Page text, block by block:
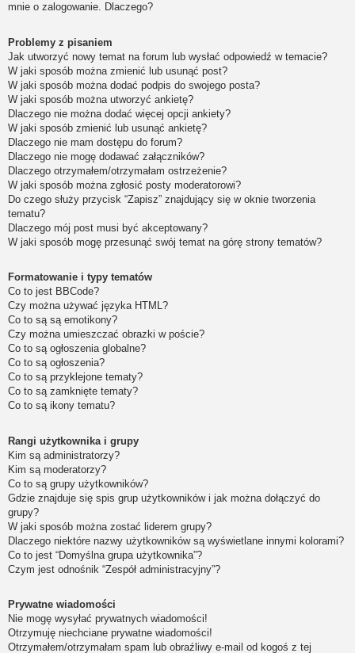
mnie o zalogowanie. Dlaczego?
Problemy z pisaniem
Jak utworzyć nowy temat na forum lub wysłać odpowiedź w temacie?
W jaki sposób można zmienić lub usunąć post?
W jaki sposób można dodać podpis do swojego posta?
W jaki sposób można utworzyć ankietę?
Dlaczego nie można dodać więcej opcji ankiety?
W jaki sposób zmienić lub usunąć ankietę?
Dlaczego nie mam dostępu do forum?
Dlaczego nie mogę dodawać załączników?
Dlaczego otrzymałem/otrzymałam ostrzeżenie?
W jaki sposób można zgłosić posty moderatorowi?
Do czego służy przycisk “Zapisz” znajdujący się w oknie tworzenia
tematu?
Dlaczego mój post musi być akceptowany?
W jaki sposób mogę przesunąć swój temat na górę strony tematów?
Formatowanie i typy tematów
Co to jest BBCode?
Czy można używać języka HTML?
Co to są są emotikony?
Czy można umieszczać obrazki w poście?
Co to są ogłoszenia globalne?
Co to są ogłoszenia?
Co to są przyklejone tematy?
Co to są zamknięte tematy?
Co to są ikony tematu?
Rangi użytkownika i grupy
Kim są administratorzy?
Kim są moderatorzy?
Co to są grupy użytkowników?
Gdzie znajduje się spis grup użytkowników i jak można dołączyć do
grupy?
W jaki sposób można zostać liderem grupy?
Dlaczego niektóre nazwy użytkowników są wyświetlane innymi kolorami?
Co to jest “Domyślna grupa użytkownika”?
Czym jest odnośnik “Zespół administracyjny”?
Prywatne wiadomości
Nie mogę wysyłać prywatnych wiadomości!
Otrzymuję niechciane prywatne wiadomości!
Otrzymałem/otrzymałam spam lub obraźliwy e-mail od kogoś z tej